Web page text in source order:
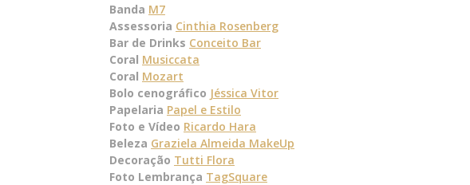
Banda M7
Assessoria Cinthia Rosenberg
Bar de Drinks Conceito Bar
Coral Musiccata
Coral Mozart
Bolo cenográfico Jéssica Vitor
Papelaria Papel e Estilo
Foto e Vídeo Ricardo Hara
Beleza Graziela Almeida MakeUp
Decoração Tutti Flora
Foto Lembrança TagSquare